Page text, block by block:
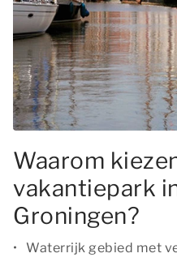
Waarom
vakantiepark
Groningen?
Waterrijk gebied met